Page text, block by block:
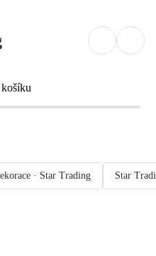
· Star Trading Star